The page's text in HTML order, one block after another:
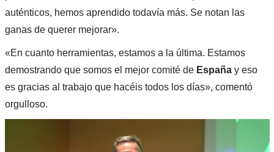
auténticos, hemos aprendido todavía más. Se notan las
ganas de querer mejorar».
«En cuanto herramientas, estamos a la última. Estamos
demostrando que somos el mejor comité de Españay eso
es gracias al trabajo que hacéis todos los días», comentó
orgulloso.